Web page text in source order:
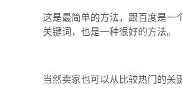
这是最简单的方法，跟百度是一
关键词，也是一种很好的方法。
当然卖家也可以从比较热门的关